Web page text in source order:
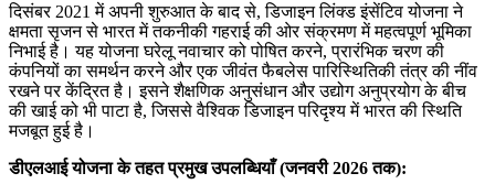
दिसंबर 2021 में अपनी शुरुआत के बाद से, डिजाइन लिंक्ड इंसेंटिव योजना ने
क्षमता सृजन से भारत में तकनीकी गहराई की ओर संक्रमण में महत्वपूर्ण भूमिका
निभाई है। यह योजना घरेलू नवाचार को पोषित करने, प्रारंभिक चरण की
कंपनियों का समर्थन करने और एक जीवंत फैबलेस पारिस्थितिकी तंत्र की नींव
रखने पर केंद्रित है। इसने शैक्षणिक अनुसंधान और उद्योग अनुप्रयोग के बीच
की खाई को भी पाटा है, जिससे वैश्विक डिजाइन परिदृश्य में भारत की स्थिति
मजबूत हुई है।
डीएलआई योजना के तहत प्रमुख उपलब्धियाँ (जनवरी 2026 तक):